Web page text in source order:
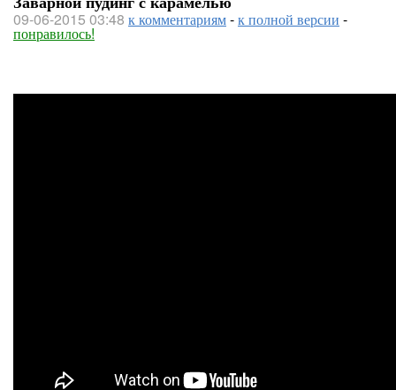
09-06-2015 03:48 к комментариям-к полной версии -
понравилось!